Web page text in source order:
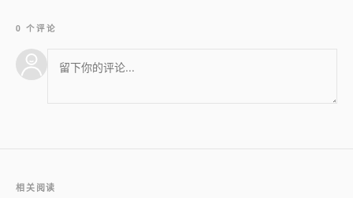
0 个评论
相关阅读